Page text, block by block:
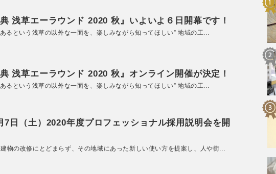
浅草エーラウンド 2020 秋』いよいよ６日開幕です！
るという浅草の以外な一面を、楽しみながら知ってほしい” 地域の工...
浅草エーラウンド 2020 秋』オンライン開催が決定！
るという浅草の以外な一面を、楽しみながら知ってほしい” 地域の工...
7日（土）2020年度プロフェッショナル採用説明会を開
物の改修にとどまらず、その地域にあった新しい使い方を提案し、人や街...